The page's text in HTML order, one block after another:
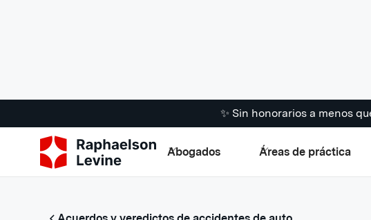
✨ Sin honorarios a menos
Abogados Áreas de práctica